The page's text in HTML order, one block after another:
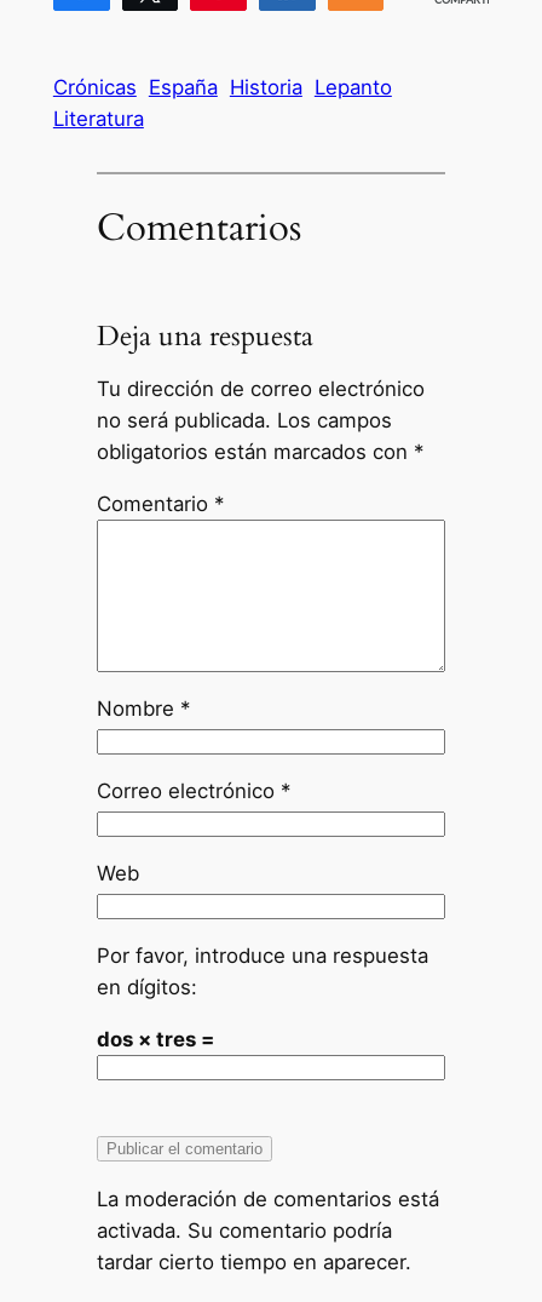
Crónicas España Historia Lepanto
Literatura
Comentarios
Deja una respuesta
Tu dirección de correo electrónico
no será publicada. Los campos
obligatorios están marcados con *
Comentario *
Nombre *
Correo electrónico *
Web
Por favor, introduce una respuesta
en dígitos:
dos × tres =
La moderación de comentarios está
activada. Su comentario podría
tardar cierto tiempo en aparecer.